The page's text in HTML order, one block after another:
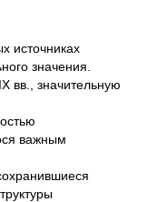
источниках
значения.
вв., значительную
важным